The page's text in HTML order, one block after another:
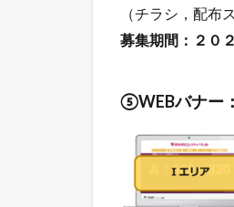
（チラシ，配布
募集期間：２０
⑤WEBバナー